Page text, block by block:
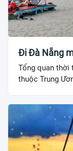
Đi Đà Nẵng
Tổng quan thời
thuộc Trung